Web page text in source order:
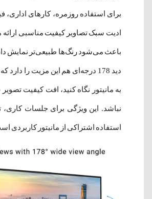
برای استفاده روزمره، کارهای اداری،
باعث می‌شود رنگ‌ها طبیعی‌تر نمایش
دید 178 درجه‌ای هم این مزیت را دارد
به مانیتور نگاه کنید، افت کیفیت
نباشد. این ویژگی برای جلسات کاری،
استفاده اشتراکی از مانیتور کاربردی